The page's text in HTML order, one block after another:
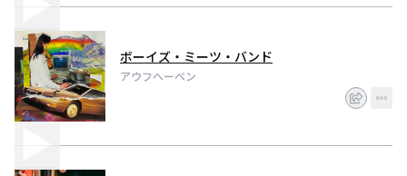
ボーイズ・ミーツ・バンド
アウフヘーベン